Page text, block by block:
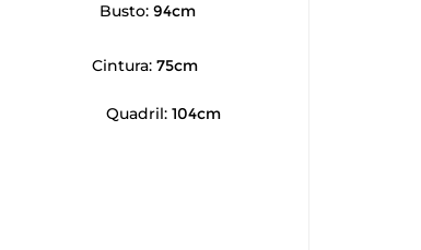
Busto: 94cm
Cintura: 75cm
Quadril: 104cm